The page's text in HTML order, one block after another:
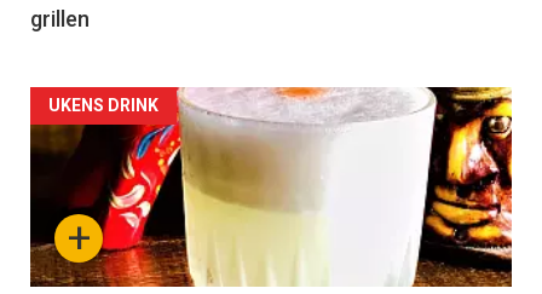
grillen
Forsiden
akkurat
nå
-
+
UKENS DRINK